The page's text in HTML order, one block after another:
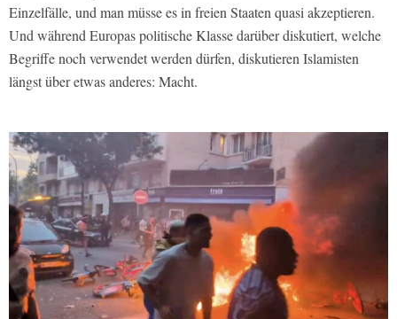
Einzelfälle, und man müsse es in freien Staaten quasi akzeptieren.
Und während Europas politische Klasse darüber diskutiert, welche
Begriffe noch verwendet werden dürfen, diskutieren Islamisten
längst über etwas anderes: Macht.